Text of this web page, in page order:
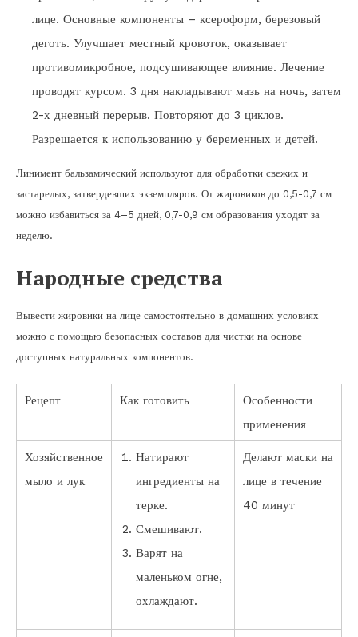
лице. Основные компоненты – ксероформ, березовый
деготь. Улучшает местный кровоток, оказывает
противомикробное, подсушивающее влияние. Лечение
проводят курсом. 3 дня накладывают мазь на ночь, затем
2-х дневный перерыв. Повторяют до 3 циклов.
Разрешается к использованию у беременных и детей.
Линимент бальзамический используют для обработки свежих и
застарелых, затвердевших экземпляров. От жировиков до 0,5-0,7 см
можно избавиться за 4–5 дней, 0,7-0,9 см образования уходят за
неделю.
Народные средства
Вывести жировики на лице самостоятельно в домашних условиях
можно с помощью безопасных составов для чистки на основе
доступных натуральных компонентов.
Рецепт Как готовить
Особенности
применения
Хозяйственное
мыло и лук
Натирают
ингредиенты на
терке.
Смешивают.
Варят на
маленьком огне,
охлаждают.
Делают маски на
лице в течение
40 минут